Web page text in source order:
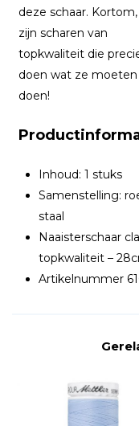
deze schaar.
zijn scharen van
topkwaliteit die
doen wat ze moeten
doen!
Inhoud: 1 stuks
Samenstelling:
staal
Naaisterschaar
topkwaliteit –
Artikelnummer